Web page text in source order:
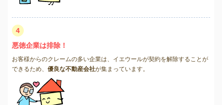
4
悪徳企業は排除！
お客様からのクレームの多い企業は、イエウールが契約を解除することが
できるため、 優良な不動産会社が集まっています。